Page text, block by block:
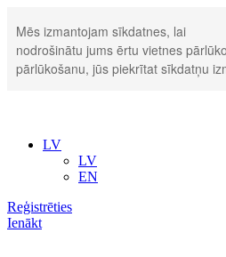
Mēs izmantojam sīkdatnes, lai
nodrošinātu jums ērtu vietnes
pārlūkošanu, jūs piekrītat sīkdatņu
LV
LV
EN
Reģistrēties
Ienākt